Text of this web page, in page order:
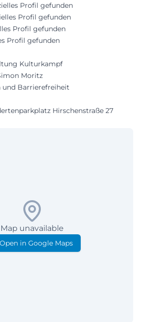
Profil gefunden
Profil gefunden
Profil gefunden
Profil gefunden
Kulturkampf
Moritz
und Barrierefreiheit
Hirschenstraße 27
Map unavailable
Open in Google Maps